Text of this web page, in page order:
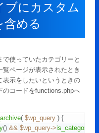
ブにカスタム
含める
使っていたカテゴリーと
ページが表示されたとき
表示をしたいというときの
のコードをfunctions.phpへ
( $wp_query ) {
() && $wp_query->is_category